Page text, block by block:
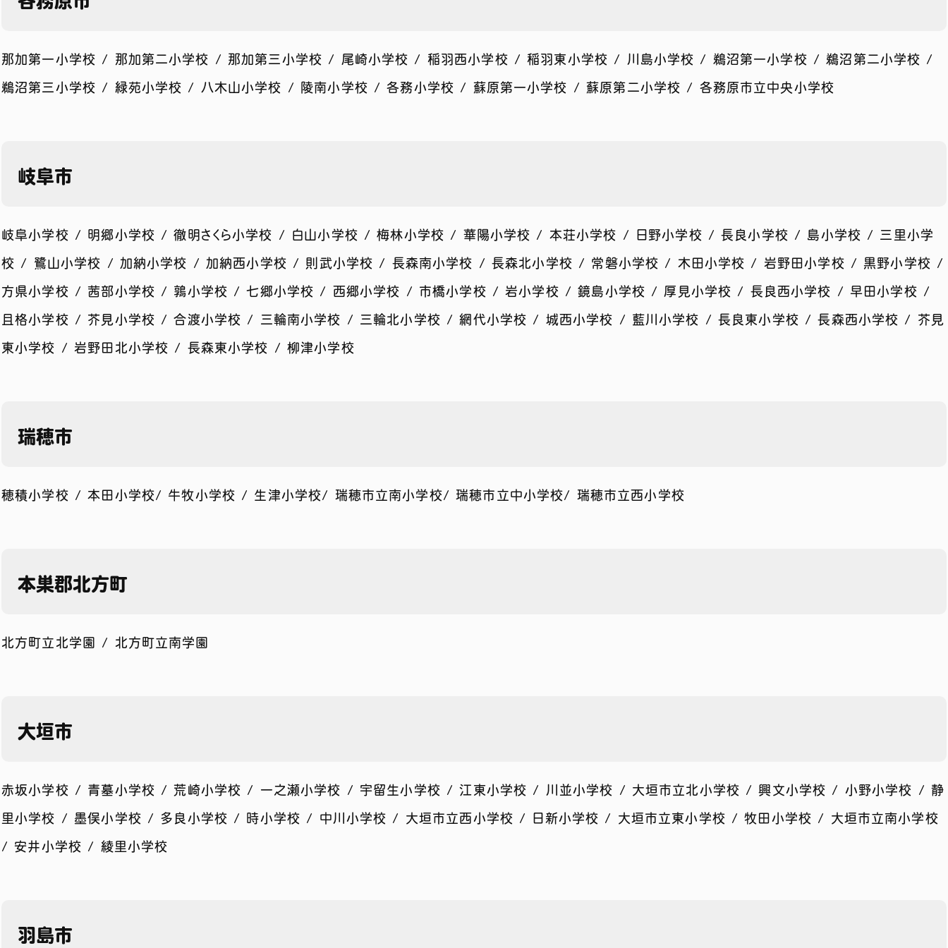
那加第一小学校 / 那加第二小学校 / 那加第三小学校 / 尾崎小学校 / 稲羽西小学校 / 稲羽東小学校 / 川島小学校 / 鵜沼第一小学校 / 鵜沼第二小学校 /
鵜沼第三小学校 / 緑苑小学校 / 八木山小学校 / 陵南小学校 / 各務小学校 / 蘇原第一小学校 / 蘇原第二小学校 / 各務原市立中央小学校
岐阜市
岐阜小学校 / 明郷小学校 / 徹明さくら小学校 / 白山小学校 / 梅林小学校 / 華陽小学校 / 本荘小学校 / 日野小学校 / 長良小学校 / 島小学校 / 三里小学
校 / 鷺山小学校 / 加納小学校 / 加納西小学校 / 則武小学校 / 長森南小学校 / 長森北小学校 / 常磐小学校 / 木田小学校 / 岩野田小学校 / 黒野小学校 /
方県小学校 / 茜部小学校 / 鶉小学校 / 七郷小学校 / 西郷小学校 / 市橋小学校 / 岩小学校 / 鏡島小学校 / 厚見小学校 / 長良西小学校 / 早田小学校 /
且格小学校 / 芥見小学校 / 合渡小学校 / 三輪南小学校 / 三輪北小学校 / 網代小学校 / 城西小学校 / 藍川小学校 / 長良東小学校 / 長森西小学校 / 芥見
東小学校 / 岩野田北小学校 / 長森東小学校 / 柳津小学校
瑞穂市
穂積小学校 / 本田小学校/ 牛牧小学校 / 生津小学校/ 瑞穂市立南小学校/ 瑞穂市立中小学校/ 瑞穂市立西小学校
本巣郡北方町
北方町立北学園 / 北方町立南学園
大垣市
赤坂小学校 / 青墓小学校 / 荒崎小学校 / 一之瀬小学校 / 宇留生小学校 / 江東小学校 / 川並小学校 / 大垣市立北小学校 / 興文小学校 / 小野小学校 / 静
里小学校 / 墨俣小学校 / 多良小学校 / 時小学校 / 中川小学校 / 大垣市立西小学校 / 日新小学校 / 大垣市立東小学校 / 牧田小学校 / 大垣市立南小学校
/ 安井小学校 / 綾里小学校
羽島市